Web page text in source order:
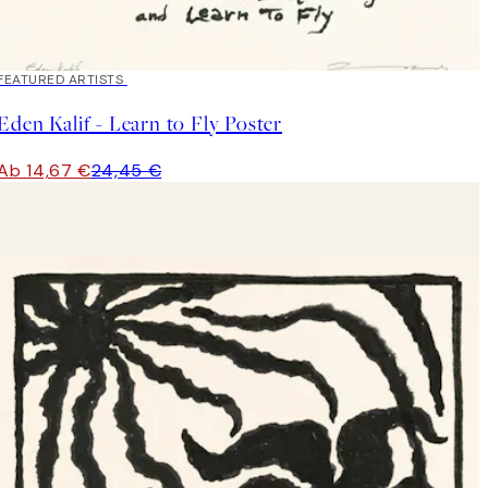
ARTISTS
Kalif - Learn to Fly Poster
14,67 €24,45 €